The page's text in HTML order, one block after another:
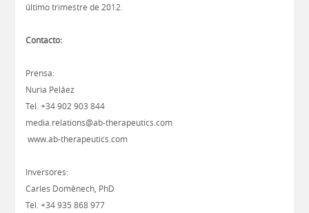
último trimestre de 2012.
Contacto:
Prensa:
Nuria Peláez
Tel. +34 902 903 844
media.relations@ab-therapeutics.com
www.ab-therapeutics.com
Inversores:
Carles Domènech, PhD
Tel. +34 935 868 977